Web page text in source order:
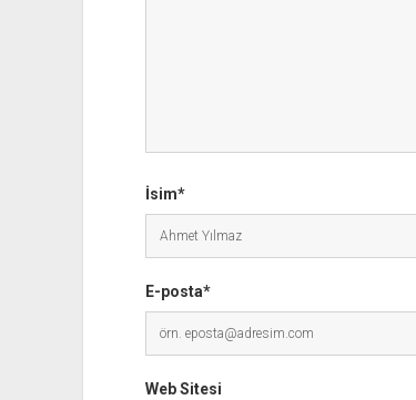
İsim*
E-posta*
Web Sitesi